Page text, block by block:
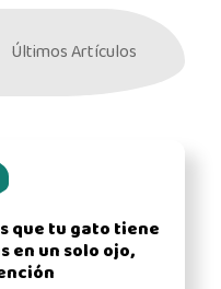
Últimos Artículos
que tu gato tiene
en un solo ojo,